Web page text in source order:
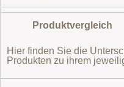
Produktvergleich
Hier finden Sie die
Produkten zu ihrem